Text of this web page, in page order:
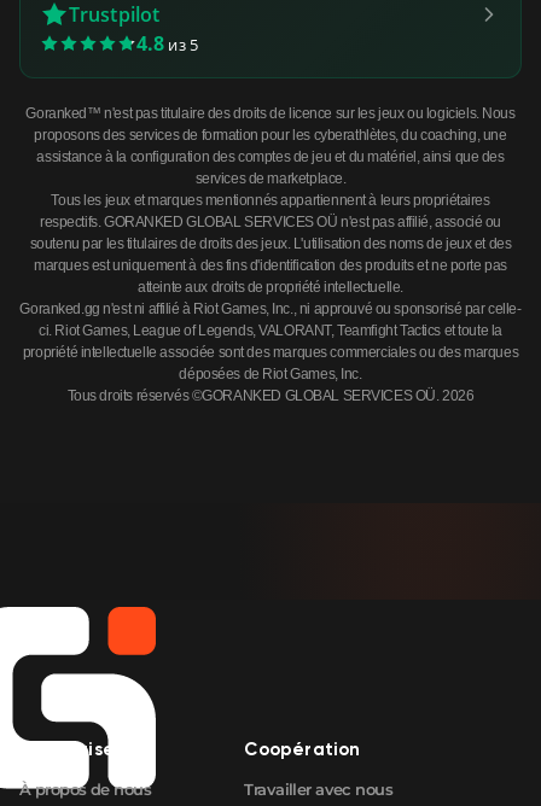
Trustpilot
4.8 из 5
Goranked™ n'est pas titulaire des droits de licence sur les jeux ou logiciels. Nous
proposons des services de formation pour les cyberathlètes, du coaching, une
assistance à la configuration des comptes de jeu et du matériel, ainsi que des
services de marketplace.
Tous les jeux et marques mentionnés appartiennent à leurs propriétaires
respectifs. GORANKED GLOBAL SERVICES OÜ n'est pas affilié, associé ou
soutenu par les titulaires de droits des jeux. L'utilisation des noms de jeux et des
marques est uniquement à des fins d'identification des produits et ne porte pas
atteinte aux droits de propriété intellectuelle.
Goranked.gg n'est ni affilié à Riot Games, Inc., ni approuvé ou sponsorisé par celle-
ci. Riot Games, League of Legends, VALORANT, Teamfight Tactics et toute la
propriété intellectuelle associée sont des marques commerciales ou des marques
déposées de Riot Games, Inc.
Tous droits réservés ©GORANKED GLOBAL SERVICES OÜ. 2026
Entreprise
À propos de nous
Coopération
Travailler avec nous